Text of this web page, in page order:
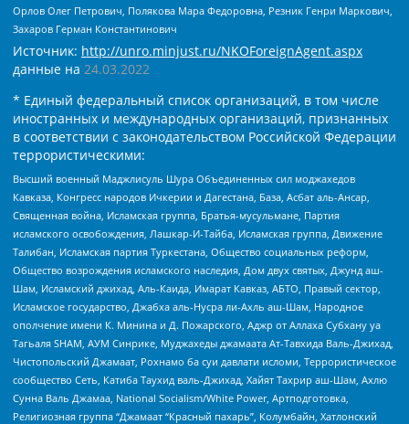
Орлов Олег Петрович, Полякова Мара Федоровна, Резник Генри Маркович,
Захаров Герман Константинович
Источник: http://unro.minjust.ru/NKOForeignAgent.aspx
данные на 24.03.2022
* Единый федеральный список организаций, в том числе
иностранных и международных организаций, признанных
в соответствии с законодательством Российской Федерации
террористическими:
Высший военный Маджлисуль Шура Объединенных сил моджахедов
Кавказа, Конгресс народов Ичкерии и Дагестана, База, Асбат аль-Ансар,
Священная война, Исламская группа, Братья-мусульмане, Партия
исламского освобождения, Лашкар-И-Тайба, Исламская группа, Движение
Талибан, Исламская партия Туркестана, Общество социальных реформ,
Общество возрождения исламского наследия, Дом двух святых, Джунд аш-
Шам, Исламский джихад, Аль-Каида, Имарат Кавказ, АБТО, Правый сектор,
Исламское государство, Джабха аль-Нусра ли-Ахль аш-Шам, Народное
ополчение имени К. Минина и Д. Пожарского, Аджр от Аллаха Субхану уа
Тагьаля SHAM, АУМ Синрике, Муджахеды джамаата Ат-Тавхида Валь-Джихад,
Чистопольский Джамаат, Рохнамо ба суи давлати исломи, Террористическое
сообщество Сеть, Катиба Таухид валь-Джихад, Хайят Тахрир аш-Шам, Ахлю
Сунна Валь Джамаа, National Socialism/White Power, Артподготовка,
Религиозная группа “Джамаат “Красный пахарь”, Колумбайн, Хатлонский